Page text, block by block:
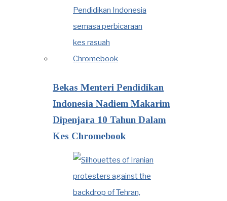
Bekas Menteri Pendidikan
Indonesia Nadiem Makarim
Dipenjara 10 Tahun Dalam
Kes Chromebook